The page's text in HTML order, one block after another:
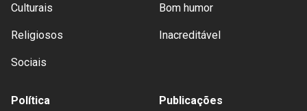
Culturais
Religiosos
Sociais
Bom humor
Inacreditável
Política Publicações